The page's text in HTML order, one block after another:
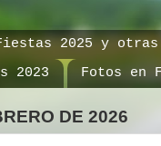
2025 y otras
2023
Fotos en
DE 2026